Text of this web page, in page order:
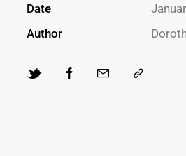
Date
Author